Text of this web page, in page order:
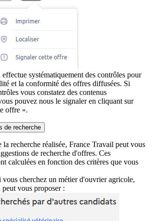
systématiquement des contrôles pour
et la conformité des offres diffusées. Si
vous constatez des contenus
pouvez nous le signaler en cliquant sur
offre ».
de recherche
recherche réalisée, France Travail peut vous
de recherche d'offres. Ces
calculées en fonction des critères que vous
vous cherchez un métier d'ouvrier agricole,
vous proposer :